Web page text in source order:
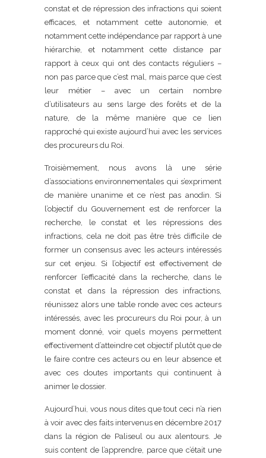
constat et de répression des infractions qui soient
efficaces, et notamment cette autonomie, et
notamment cette indépendance par rapport à une
hiérarchie, et notamment cette distance par
rapport à ceux qui ont des contacts réguliers –
non pas parce que c’est mal, mais parce que c’est
leur métier – avec un certain nombre
d’utilisateurs au sens large des forêts et de la
nature, de la même manière que ce lien
rapproché qui existe aujourd’hui avec les services
des procureurs du Roi.
Troisièmement, nous avons là une série
d’associations environnementales qui s’expriment
de manière unanime et ce n’est pas anodin. Si
l’objectif du Gouvernement est de renforcer la
recherche, le constat et les répressions des
infractions, cela ne doit pas être très difficile de
former un consensus avec les acteurs intéressés
sur cet enjeu. Si l’objectif est effectivement de
renforcer l’efficacité dans la recherche, dans le
constat et dans la répression des infractions,
réunissez alors une table ronde avec ces acteurs
intéressés, avec les procureurs du Roi pour, à un
moment donné, voir quels moyens permettent
effectivement d’atteindre cet objectif plutôt que de
le faire contre ces acteurs ou en leur absence et
avec ces doutes importants qui continuent à
animer le dossier.
Aujourd’hui, vous nous dites que tout ceci n’a rien
à voir avec des faits intervenus en décembre 2017
dans la région de Paliseul ou aux alentours. Je
suis content de l’apprendre, parce que c’était une